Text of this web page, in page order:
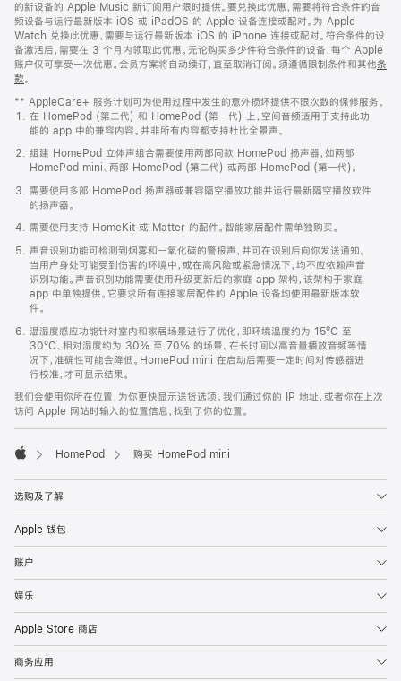
页
脚
的新设备的 Apple Music 新订阅用户限时提供。要兑换此优惠，需要将符合条件的音
频设备与运行最新版本 iOS 或 iPadOS 的 Apple 设备连接或配对。为 Apple
Watch 兑换此优惠，需要与运行最新版本 iOS 的 iPhone 连接或配对。符合条件的设
备激活后，需要在 3 个月内领取此优惠。无论购买多少件符合条件的设备，每个 Apple
账户仅可享受一次优惠。会员方案将自动续订，直至取消订阅。须遵循限制条件和其他条
款。
窗
口
中
打
开)
** AppleCare+ 服务计划可为使用过程中发生的意外损坏提供不限次数的保修服务。
在 HomePod (第二代) 和 HomePod (第一代) 上，空间音频适用于支持此功
能的 app 中的兼容内容。并非所有内容都支持杜比全景声。
组建 HomePod 立体声组合需要使用两部同款 HomePod 扬声器，如两部
HomePod mini、两部 HomePod (第二代) 或两部 HomePod (第一代)。
需要使用多部 HomePod 扬声器或兼容隔空播放功能并运行最新隔空播放软件
的扬声器。
需要使用支持 HomeKit 或 Matter 的配件。智能家居配件需单独购买。
声音识别功能可检测到烟雾和一氧化碳的警报声，并可在识别后向你发送通知。
当用户身处可能受到伤害的环境中，或在高风险或紧急情况下，均不应依赖声音
识别功能。声音识别功能需要使用升级更新后的家庭 app 架构，该架构于家庭
app 中单独提供。它要求所有连接家居配件的 Apple 设备均使用最新版本软
件。
温湿度感应功能针对室内和家居场景进行了优化，即环境温度约为 15ºC 至
30ºC、相对湿度约为 30% 至 70% 的场景。在长时间以高音量播放音频等情
况下，准确性可能会降低。HomePod mini 在启动后需要一定时间对传感器进
行校准，才可显示结果。
我们会使用你所在位置，为你更快显示送货选项。我们通过你的 IP 地址，或者你在上次
访问 Apple 网站时输入的位置信息，找到了你的位置。
HomePod 购买 HomePod mini
选购及了解
Apple 钱包
账户
娱乐
Apple Store 商店
商务应用